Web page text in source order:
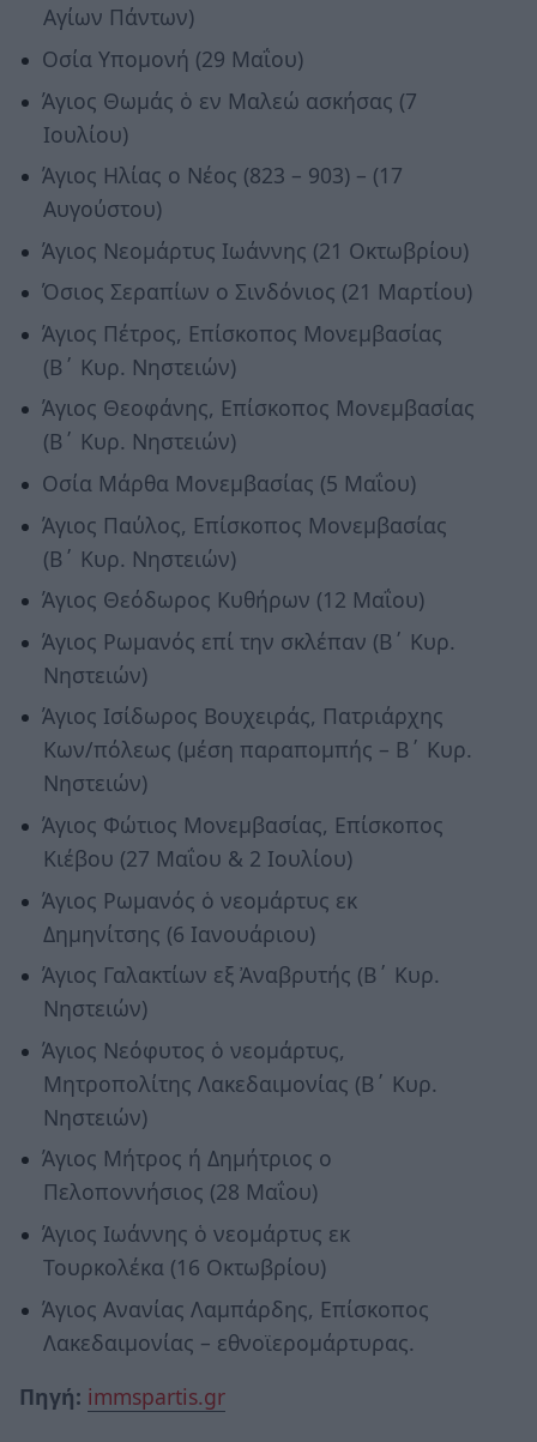
Αγίων Πάντων)
Οσία Υπομονή (29 Μαΐου)
Άγιος Θωμάς ὁ εν Μαλεώ ασκήσας (7
Ιουλίου)
Άγιος Ηλίας ο Νέος (823 – 903) – (17
Αυγούστου)
Άγιος Νεομάρτυς Ιωάννης (21 Οκτωβρίου)
Όσιος Σεραπίων ο Σινδόνιος (21 Μαρτίου)
Άγιος Πέτρος, Επίσκοπος Μονεμβασίας
(Β΄ Κυρ. Νηστειών)
Άγιος Θεοφάνης, Επίσκοπος Μονεμβασίας
(Β΄ Κυρ. Νηστειών)
Οσία Μάρθα Μονεμβασίας (5 Μαΐου)
Άγιος Παύλος, Επίσκοπος Μονεμβασίας
(Β΄ Κυρ. Νηστειών)
Άγιος Θεόδωρος Κυθήρων (12 Μαΐου)
Άγιος Ρωμανός επί την σκλέπαν (Β΄ Κυρ.
Νηστειών)
Άγιος Ισίδωρος Βουχειράς, Πατριάρχης
Κων/πόλεως (μέση παραπομπής – Β΄ Κυρ.
Νηστειών)
Άγιος Φώτιος Μονεμβασίας, Επίσκοπος
Κιέβου (27 Μαΐου & 2 Ιουλίου)
Άγιος Ρωμανός ὁ νεομάρτυς εκ
Δημηνίτσης (6 Ιανουάριου)
Άγιος Γαλακτίων εξ Ἀναβρυτής (Β΄ Κυρ.
Νηστειών)
Άγιος Νεόφυτος ὁ νεομάρτυς,
Μητροπολίτης Λακεδαιμονίας (Β΄ Κυρ.
Νηστειών)
Άγιος Μήτρος ή Δημήτριος ο
Πελοποννήσιος (28 Μαΐου)
Άγιος Ιωάννης ὁ νεομάρτυς εκ
Τουρκολέκα (16 Οκτωβρίου)
Άγιος Ανανίας Λαμπάρδης, Επίσκοπος
Λακεδαιμονίας – εθνοϊερομάρτυρας.
Πηγή: immspartis.gr